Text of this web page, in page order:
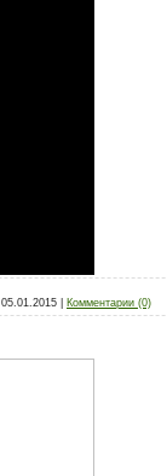
05.01.2015 Комментарии (0)